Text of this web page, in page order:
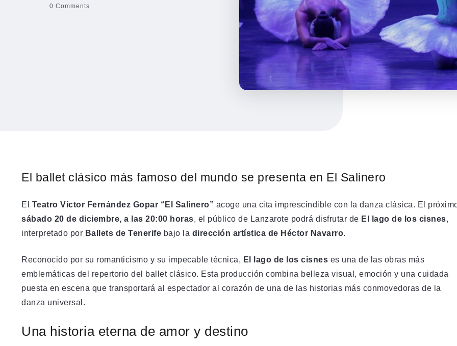
0 Comments
El ballet clásico más famoso del mundo se presenta en El Salinero
El Teatro Víctor Fernández Gopar “El Salinero” acoge una cita imprescindible con la danza clásica. El
sábado 20 de diciembre, a las 20:00 horas, el público de Lanzarote podrá disfrutar de El lago de los cisnes,
interpretado por Ballets de Tenerife bajo la dirección artística de Héctor Navarro.
Reconocido por su romanticismo y su impecable técnica, El lago de los cisnes es una de las obras más
emblemáticas del repertorio del ballet clásico. Esta producción combina belleza visual, emoción y una cuidada
puesta en escena que transportará al espectador al corazón de una de las historias más conmovedoras de la
danza universal.
Una historia eterna de amor y destino